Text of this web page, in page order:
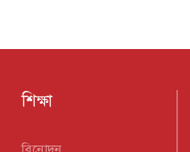
শিক্ষা